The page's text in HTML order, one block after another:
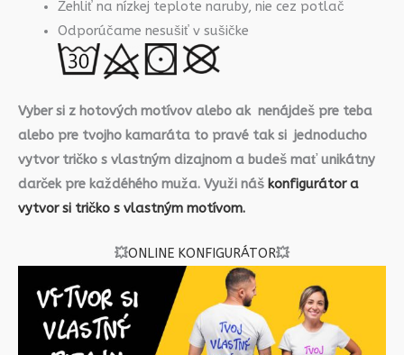
Žehliť na nízkej teplote naruby, nie cez potlač
Odporúčame nesušiť v sušičke
Vyber si z hotových motívov alebo ak nenájdeš pre teba
alebo pre tvojho kamaráta to pravé tak si jednoducho
vytvor tričko s vlastným dizajnom a budeš mať unikátny
darček pre každéhého muža. Využi náš konfigurátor a
vytvor si tričko s vlastným motívom.
💥ONLINE KONFIGURÁTOR💥